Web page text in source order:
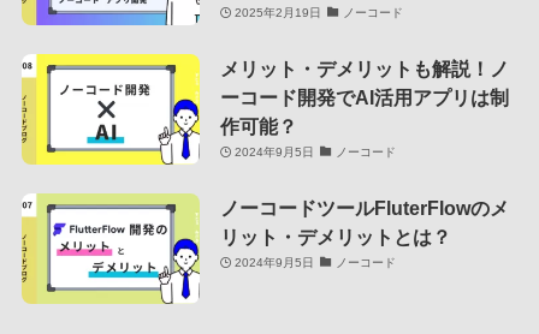
2025年2月19日 ノーコード
メリット・デメリットも解説！ノ
ーコード開発でAI活用アプリは制
作可能？
2024年9月5日 ノーコード
ノーコードツールFluterFlowのメ
リット・デメリットとは？
2024年9月5日 ノーコード